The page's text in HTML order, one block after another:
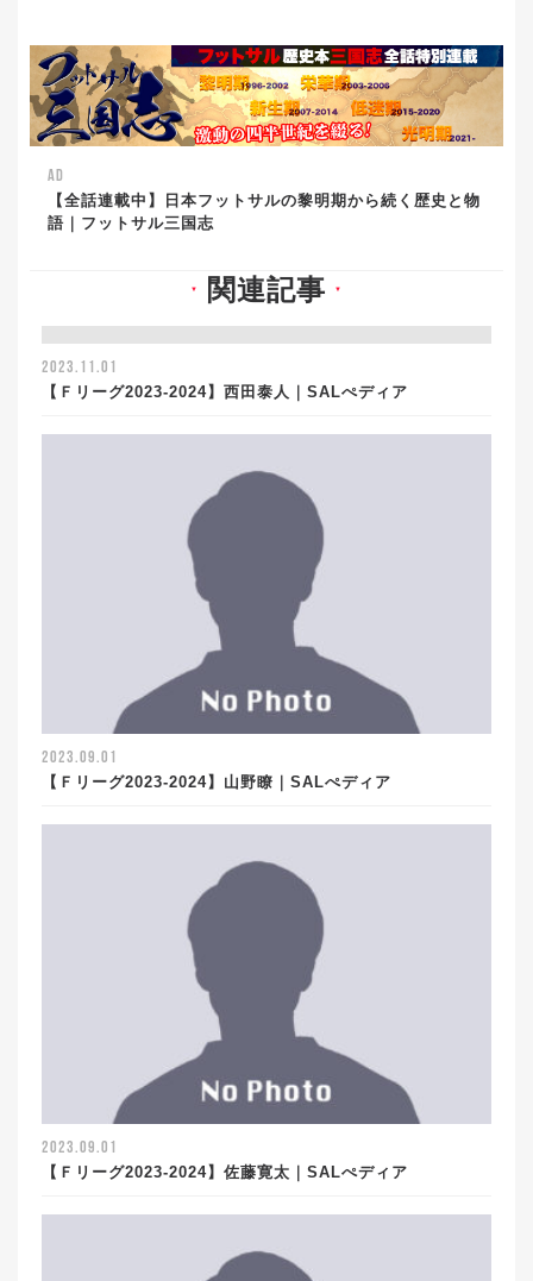
AD
【全話連載中】日本フットサルの黎明期から続く歴史と物
語｜フットサル三国志
▼ 関連記事 ▼
2023.11.01
【Ｆリーグ2023-2024】西田泰人｜SALぺディア
2023.09.01
【Ｆリーグ2023-2024】山野瞭｜SALぺディア
2023.09.01
【Ｆリーグ2023-2024】佐藤寛太｜SALぺディア